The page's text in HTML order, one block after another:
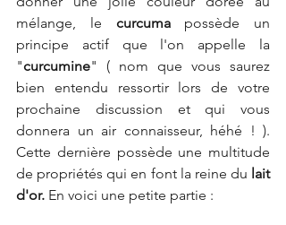
mélange, le curcuma possède un
principe actif que l'on appelle la
"curcumine" ( nom que vous saurez
bien entendu ressortir lors de votre
prochaine discussion et qui vous
donnera un air connaisseur, héhé ! ).
Cette dernière possède une multitude
de propriétés qui en font la reine du lait
d'or. En voici une petite partie :